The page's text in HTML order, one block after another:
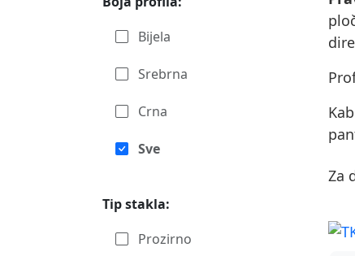
Bijela
Srebrna
Crna
Sve
Tip stakla:
Prozirno
Za